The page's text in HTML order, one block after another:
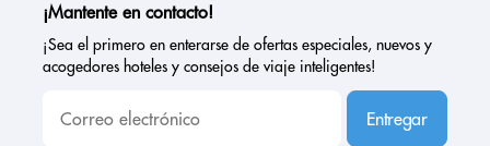
¡Mantente en contacto!
¡Sea el primero en enterarse de ofertas especiales, nuevos y
acogedores hoteles y consejos de viaje inteligentes!
Entregar